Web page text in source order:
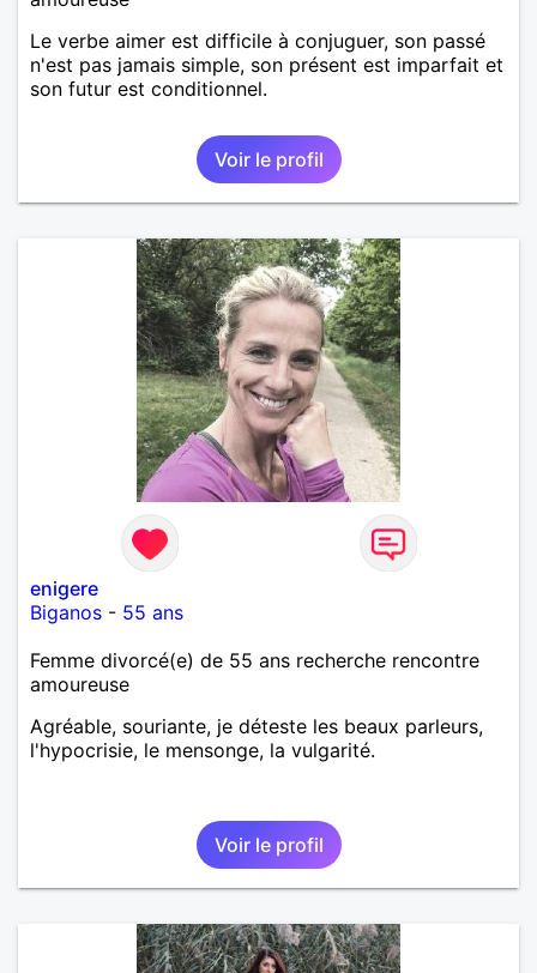
Le verbe aimer est difficile à conjuguer, son passé
n'est pas jamais simple, son présent est imparfait et
son futur est conditionnel.
Voir le profil
enigere
Biganos - 55 ans
Femme divorcé(e) de 55 ans recherche rencontre
amoureuse
Agréable, souriante, je déteste les beaux parleurs,
l'hypocrisie, le mensonge, la vulgarité.
Voir le profil